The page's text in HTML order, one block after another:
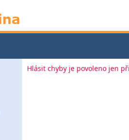
Hlásit chyby je povoleno jen